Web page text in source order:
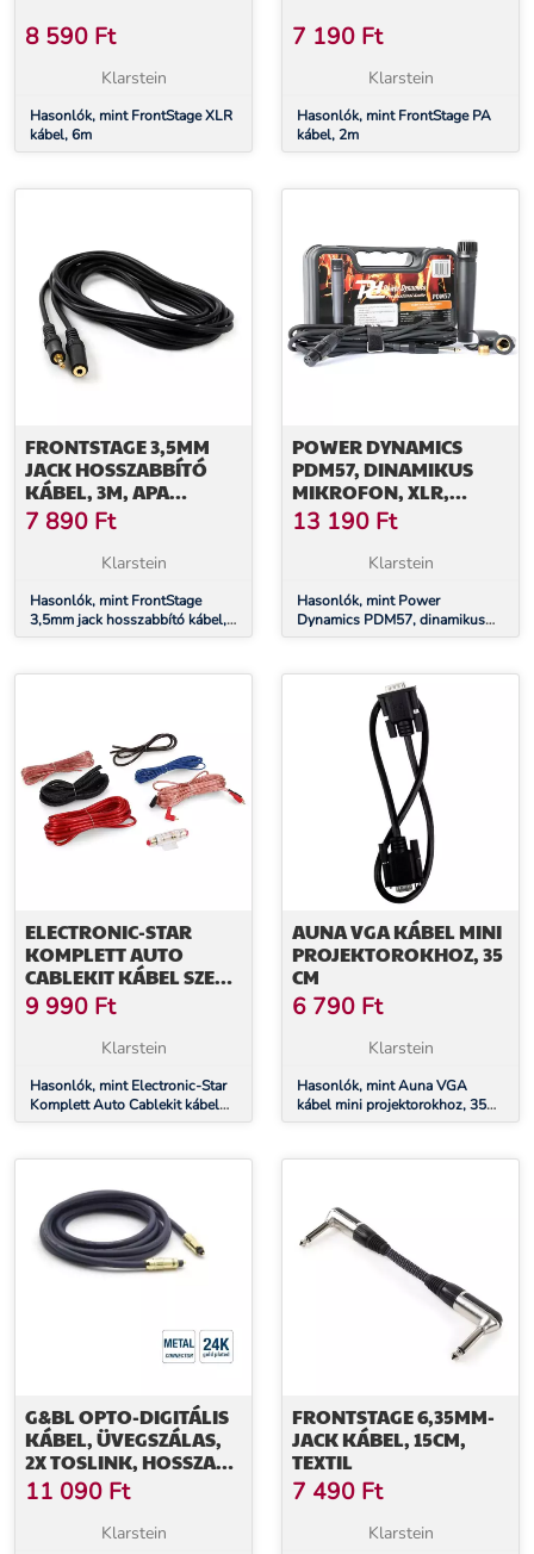
8 590 Ft
Klarstein
Hasonlók, mint FrontStage XLR
kábel, 6m
7 190 Ft
Klarstein
Hasonlók, mint FrontStage PA
kábel, 2m
FRONTSTAGE 3,5MM
JACK HOSSZABBÍTÓ
KÁBEL, 3M, APA
ANYÁHOZ, SZTEREÓ
7 890 Ft
Klarstein
Hasonlók, mint FrontStage
3,5mm jack hosszabbító kábel,
3m, apa anyához, sztereó
POWER DYNAMICS
PDM57, DINAMIKUS
MIKROFON, XLR,
KÁBEL, TARTÓ,
ADAPTER MELLÉKELVE
13 190 Ft
Klarstein
Hasonlók, mint Power
Dynamics PDM57, dinamikus
mikrofon, XLR, kábel, tartó,
ELECTRONIC-STAR
KOMPLETT AUTO
CABLEKIT KÁBEL SZETT,
ARANYOZOTT, 60 A,
AGU
9 990 Ft
Klarstein
Hasonlók, mint Electronic-Star
Komplett Auto Cablekit kábel
szett, aranyozott, 60 A, AGU
AUNA VGA KÁBEL MINI
PROJEKTOROKHOZ, 35
CM
6 790 Ft
Klarstein
Hasonlók, mint Auna VGA
kábel mini projektorokhoz, 35
cm
G&BL OPTO-DIGITÁLIS
KÁBEL, ÜVEGSZÁLAS,
2X TOSLINK, HOSSZA
0,6 M
11 090 Ft
Klarstein
FRONTSTAGE 6,35MM-
JACK KÁBEL, 15CM,
TEXTIL
7 490 Ft
Klarstein